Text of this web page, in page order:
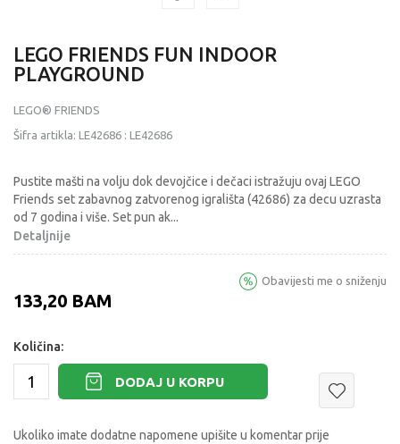
LEGO FRIENDS FUN INDOOR
PLAYGROUND
LEGO® FRIENDS
Šifra artikla: LE42686 : LE42686
Pustite mašti na volju dok devojčice i dečaci istražuju ovaj LEGO
Friends set zabavnog zatvorenog igrališta (42686) za decu uzrasta
od 7 godina i više. Set pun ak...
Detaljnije
133,20 BAM
Obavijesti me o sniženju
Količina:
DODAJ U KORPU
Ukoliko imate dodatne napomene upišite u komentar prije